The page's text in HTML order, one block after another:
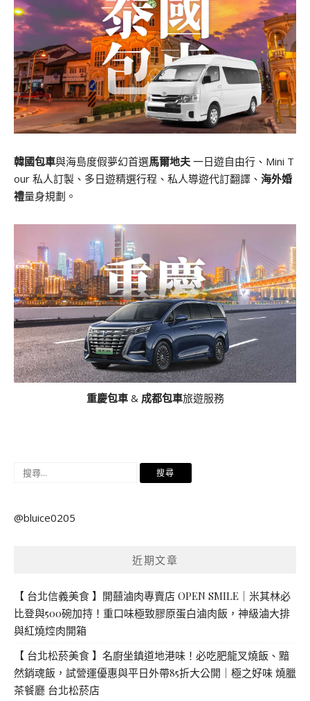
韓國包車與海島度假夢幻首選馬爾地夫 一日遊自由行、Mini T
our 私人訂製、多日遊精選行程、私人導遊代訂翻譯、 海外婚
禮量身規劃。
重慶包車& 成都包車旅遊服務
搜
鍵
@bluice0205
近期文章
【 台北信義美食 】開囍滷肉專賣店 OPEN SMILE｜米其林必
比登與500碗加持！重口味極致膠原蛋白滷肉飯，神級滷大排
與紅燒焢肉開箱
【 台北松菸美食 】名廚坐鎮道地港味！必吃肥龍叉燒飯、黯
然銷魂飯，試營運優惠與平日外帶85折大公開｜極之好味 燒臘
茶餐廳 台北松菸店